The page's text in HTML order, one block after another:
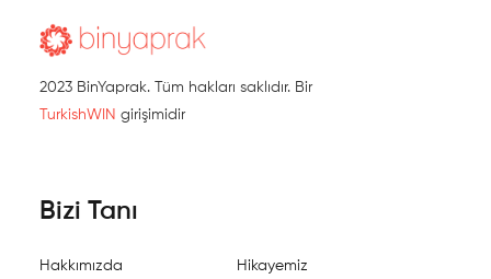
2023 BinYaprak. Tüm hakları saklıdır. Bir
TurkishWIN girişimidir
Bizi Tanı
Hakkımızda Hikayemiz